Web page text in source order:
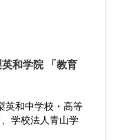
和学院 「教育
英和中学校・高等
学校法人青山学